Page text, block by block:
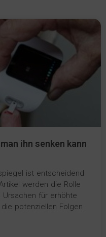
ihn senken kann
ist entscheidend
werden die Rolle
für erhöhte
potenziellen Folgen